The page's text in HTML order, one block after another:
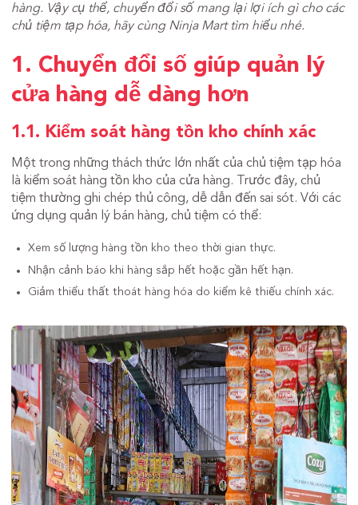
hàng. Vậy cụ thể, chuyển đổi số mang lại lợi ích gì cho các
chủ tiệm tạp hóa, hãy cùng Ninja Mart tìm hiểu nhé.
1. Chuyển đổi số giúp quản lý
cửa hàng dễ dàng hơn
1.1. Kiểm soát hàng tồn kho chính xác
Một trong những thách thức lớn nhất của chủ tiệm tạp hóa
là kiểm soát hàng tồn kho của cửa hàng. Trước đây, chủ
tiệm thường ghi chép thủ công, dễ dẫn đến sai sót. Với các
ứng dụng quản lý bán hàng, chủ tiệm có thể:
Xem số lượng hàng tồn kho theo thời gian thực.
Nhận cảnh báo khi hàng sắp hết hoặc gần hết hạn.
Giảm thiểu thất thoát hàng hóa do kiểm kê thiếu chính xác.